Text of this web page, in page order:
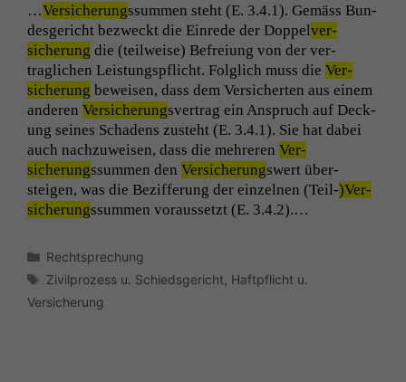
…Ver­sicherungssum­men ste­ht (E. 3.4.1). Gemäss Bun­
des­gericht bezweckt die Einrede der Dop­pelver­
sicherung die (teil­weise) Befreiung von der ver­
traglichen Leis­tungspflicht. Fol­glich muss die Ver­
sicherung beweisen, dass dem Ver­sicherten aus einem
anderen Ver­sicherungsver­trag ein Anspruch auf Deck­
ung seines Schadens zuste­ht (E. 3.4.1). Sie hat dabei
auch nachzuweisen, dass die mehreren Ver­
sicherungssum­men den Ver­sicherungswert über­
steigen, was die Bez­if­fer­ung der einzel­nen (Teil-)Ver­
sicherungssum­men voraus­set­zt (E. 3.4.2).…
Kategorien
Rechtsprechung
Schlagwörter
Zivilprozess u. Schiedsgericht Haftpflicht u.
Versicherung
Statistiken
Um unsere
Website zu
verbessern,
zeichnen
wir
anonyme
statistische
Daten auf.
Funktionen auf
dieser Website